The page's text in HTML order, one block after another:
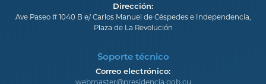
Dirección:
Ave Paseo # 1040 B e/ Carlos Manuel de Céspedes e Independencia,
Plaza de La Revolución
Soporte técnico
Correo electrónico:
webmaster@presidencia.gob.cu